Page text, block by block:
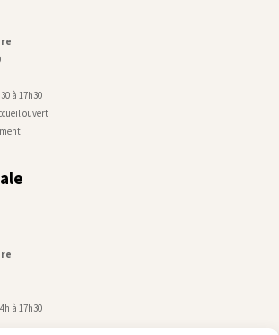
à 17h30
ouvert
à 17h30